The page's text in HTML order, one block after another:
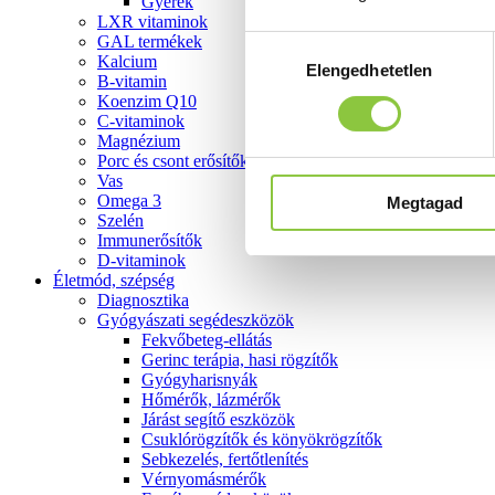
kiválasztásaElengedhetetlen
Megtagad
LXR vitaminok
GAL termékek
Kalcium
B-vitamin
Koenzim Q10
C-vitaminok
Magnézium
Porc és csont erősítők
Vas
Omega 3
Szelén
Immunerősítők
D-vitaminok
Életmód, szépség
Diagnosztika
Gyógyászati segédeszközök
Fekvőbeteg-ellátás
Gerinc terápia, hasi rögzítők
Gyógyharisnyák
Hőmérők, lázmérők
Járást segítő eszközök
Csuklórögzítők és könyökrögzítők
Sebkezelés, fertőtlenítés
Vérnyomásmérők